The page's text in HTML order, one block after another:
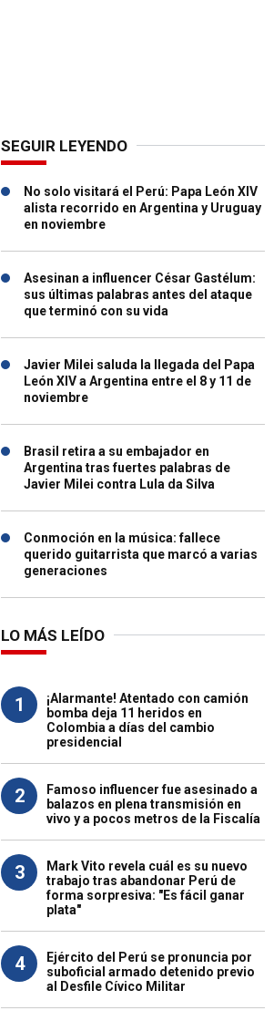
SEGUIR LEYENDO
No solo visitará el Perú: Papa León XIV
alista recorrido en Argentina y Uruguay
en noviembre
Asesinan a influencer César Gastélum:
sus últimas palabras antes del ataque
que terminó con su vida
Javier Milei saluda la llegada del Papa
León XIV a Argentina entre el 8 y 11 de
noviembre
Brasil retira a su embajador en
Argentina tras fuertes palabras de
Javier Milei contra Lula da Silva
Conmoción en la música: fallece
querido guitarrista que marcó a varias
generaciones
LO MÁS LEÍDO
1
¡Alarmante! Atentado con camión
bomba deja 11 heridos en
Colombia a días del cambio
presidencial
2
Famoso influencer fue asesinado a
balazos en plena transmisión en
vivo y a pocos metros de la Fiscalía
3
Mark Vito revela cuál es su nuevo
trabajo tras abandonar Perú de
forma sorpresiva: "Es fácil ganar
plata"
4
Ejército del Perú se pronuncia por
suboficial armado detenido previo
al Desfile Cívico Militar